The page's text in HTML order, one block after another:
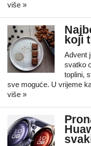
više »
koji
Advent
svatko
toplini,
sve moguće. U vrijeme
više »